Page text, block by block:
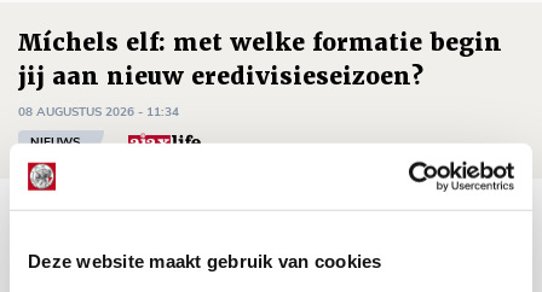
Deze website maakt gebruik van cookies
Míchels elf: met welke formatie begin
jij aan nieuw eredivisieseizoen?
08 AUGUSTUS 2026 - 11:34
NIEUWS
Spelen bij Jong Ajax of Ajax 1? Dat
maakt Abdalla ‘geen reet’ uit